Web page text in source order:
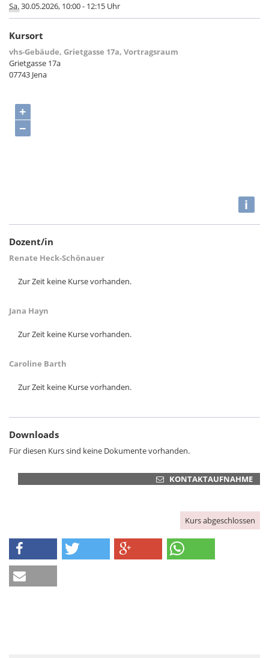
Sa.30.05.2026, 10:00 - 12:15 Uhr
Kursort
vhs-Gebäude, Grietgasse 17a, Vortragsraum
Grietgasse 17a
07743 Jena
+
−
i
Dozent/in
Renate Heck-Schönauer
Zur Zeit keine Kurse vorhanden.
Jana Hayn
Zur Zeit keine Kurse vorhanden.
Caroline Barth
Zur Zeit keine Kurse vorhanden.
Downloads
Für diesen Kurs sind keine Dokumente vorhanden.
KONTAKTAUFNAHME
Kurs abgeschlossen